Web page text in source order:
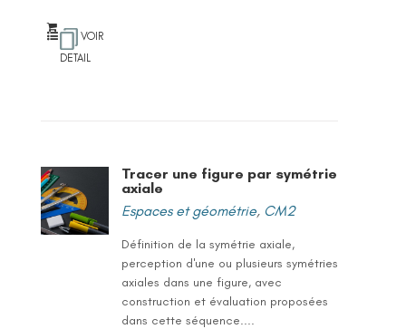
VOIR
DETAIL
Tracer une figure par symétrie
axiale
Espaces et géométrie, CM2
Définition de la symétrie axiale,
perception d'une ou plusieurs symétries
axiales dans une figure, avec
construction et évaluation proposées
dans cette séquence....